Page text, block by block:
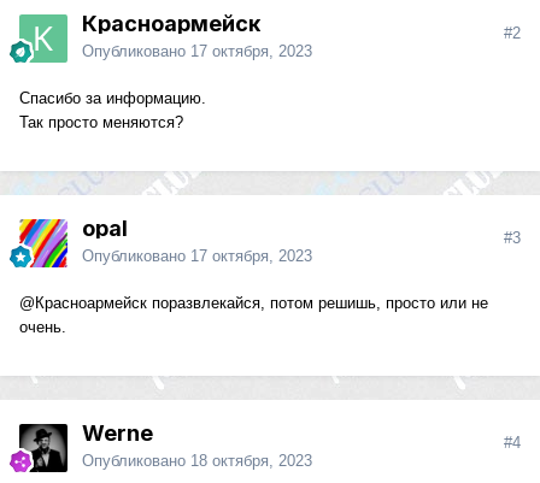
Красноармейск
Опубликовано 17 октября, 2023
#2
Спасибо за информацию.
Так просто меняются?
opal
Опубликовано 17 октября, 2023
#3
@Красноармейск поразвлекайся, потом решишь, просто или не
очень.
Werne
Опубликовано 18 октября, 2023
#4